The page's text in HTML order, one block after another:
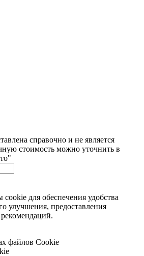
справочно и не является
стоимость можно уточнить в
для обеспечения удобства
улучшения, предоставления
файлов Cookie